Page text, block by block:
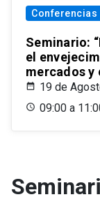
Conferencias
Seminario:
el
mercados y
19 de
09:00 a